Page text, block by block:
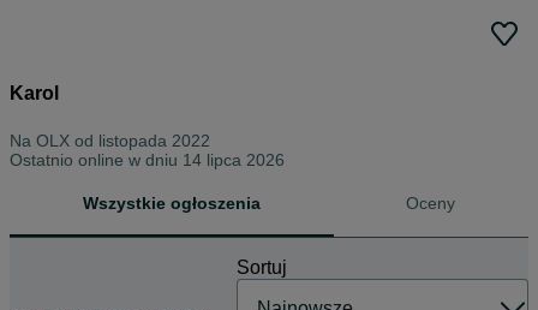
Karol
Na OLX od listopada 2022
Ostatnio online w dniu 14 lipca 2026
Wszystkie ogłoszenia Oceny
Sortuj